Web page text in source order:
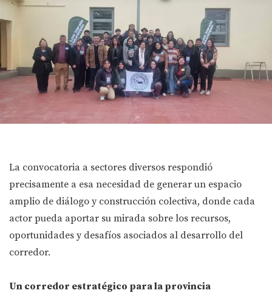
La convocatoria a sectores diversos respondió
precisamente a esa necesidad de generar un espacio
amplio de diálogo y construcción colectiva, donde cada
actor pueda aportar su mirada sobre los recursos,
oportunidades y desafíos asociados al desarrollo del
corredor.
Un corredor estratégico para la provincia